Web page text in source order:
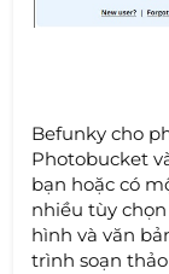
Befunky cho
Photobucket
bạn hoặc có
nhiều tùy
hình và văn
trình soạn